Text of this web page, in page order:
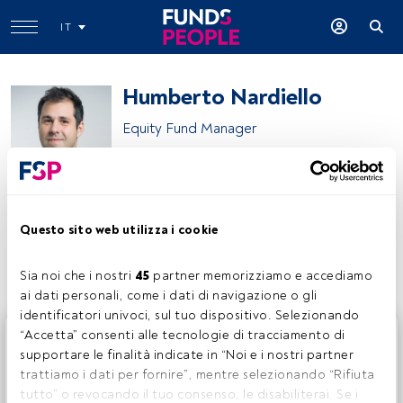
Questo sito web utilizza i cookie
Sia noi che i nostri 45 partner memorizziamo e accediamo
ai dati personali, come i dati di navigazione o gli
identificatori univoci, sul tuo dispositivo. Selezionando
“Accetta” consenti alle tecnologie di tracciamento di
supportare le finalità indicate in “Noi e i nostri partner
trattiamo i dati per fornire”, mentre selezionando “Rifiuta
tutto” o revocando il tuo consenso, le disabiliterai. Se i
IT
Humberto Nardiello
Equity Fund Manager
Condividi:
Questo è un articolo riservato agli utenti FundsPeople. Se
sei già registrato, accedi tramite il pulsante Login. Se non
hai ancora un account, ti invitiamo a registrarti per scoprire
tutti i contenuti che FundsPeople ha da offrire.